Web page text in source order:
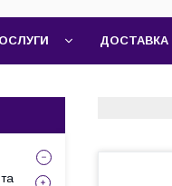
ДОСТАВКА